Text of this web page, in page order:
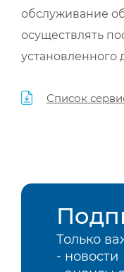
обслуживание
осуществлять
установленного
Список
Только
- новости